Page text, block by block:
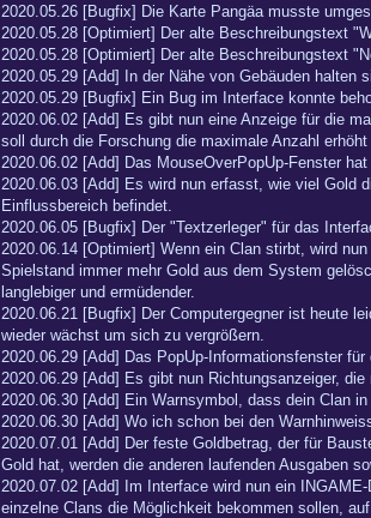
2020.05.26 [Bugfix] Die Karte Pangäa musste
2020.05.28 [Optimiert] Der alte Beschreibungstext
2020.05.28 [Optimiert] Der alte Beschreibungstext
2020.05.29 [Add] In der Nähe von Gebäuden halten
2020.05.29 [Bugfix] Ein Bug im Interface konnte
2020.06.02 [Add] Es gibt nun eine Anzeige für die
soll durch die Forschung die maximale Anzahl erhöht
2020.06.02 [Add] Das MouseOverPopUp-Fenster
2020.06.03 [Add] Es wird nun erfasst, wie viel Gold
Einflussbereich befindet.
2020.06.05 [Bugfix] Der "Textzerleger" für das
2020.06.14 [Optimiert] Wenn ein Clan stirbt, wird
Spielstand immer mehr Gold aus dem System
langlebiger und ermüdender.
2020.06.21 [Bugfix] Der Computergegner ist heute
wieder wächst um sich zu vergrößern.
2020.06.29 [Add] Das PopUp-Informationsfenster
2020.06.29 [Add] Es gibt nun Richtungsanzeiger,
2020.06.30 [Add] Ein Warnsymbol, dass dein Clan
2020.06.30 [Add] Wo ich schon bei den
2020.07.01 [Add] Der feste Goldbetrag, der für
Gold hat, werden die anderen laufenden Ausgaben
2020.07.02 [Add] Im Interface wird nun ein
einzelne Clans die Möglichkeit bekommen sollen,